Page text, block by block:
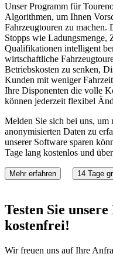
Unser Programm für
Algorithmen, um Ihnen
Fahrzeugtouren zu machen.
Stopps wie Ladungsmenge,
Qualifikationen intelligent
wirtschaftliche
Betriebskosten zu senken,
Kunden mit weniger
Ihre Disponenten die volle
können jederzeit flexibel
Melden Sie sich bei uns, um
anonymisierten Daten zu
unserer Software sparen
Tage lang kostenlos und
Mehr erfahren 14 Tage
Testen Sie
kostenfrei!
Wir freuen uns auf Ihre